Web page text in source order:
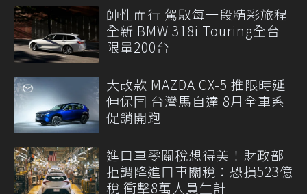
帥性而行 駕馭每一段精彩旅程
全新 BMW 318i Touring全台
限量200台
大改款 MAZDA CX-5 推限時延
伸保固 台灣馬自達 8月全車系
促銷開跑
進口車零關稅想得美！財政部
拒調降進口車關稅：恐損523億
稅 衝擊8萬人員生計